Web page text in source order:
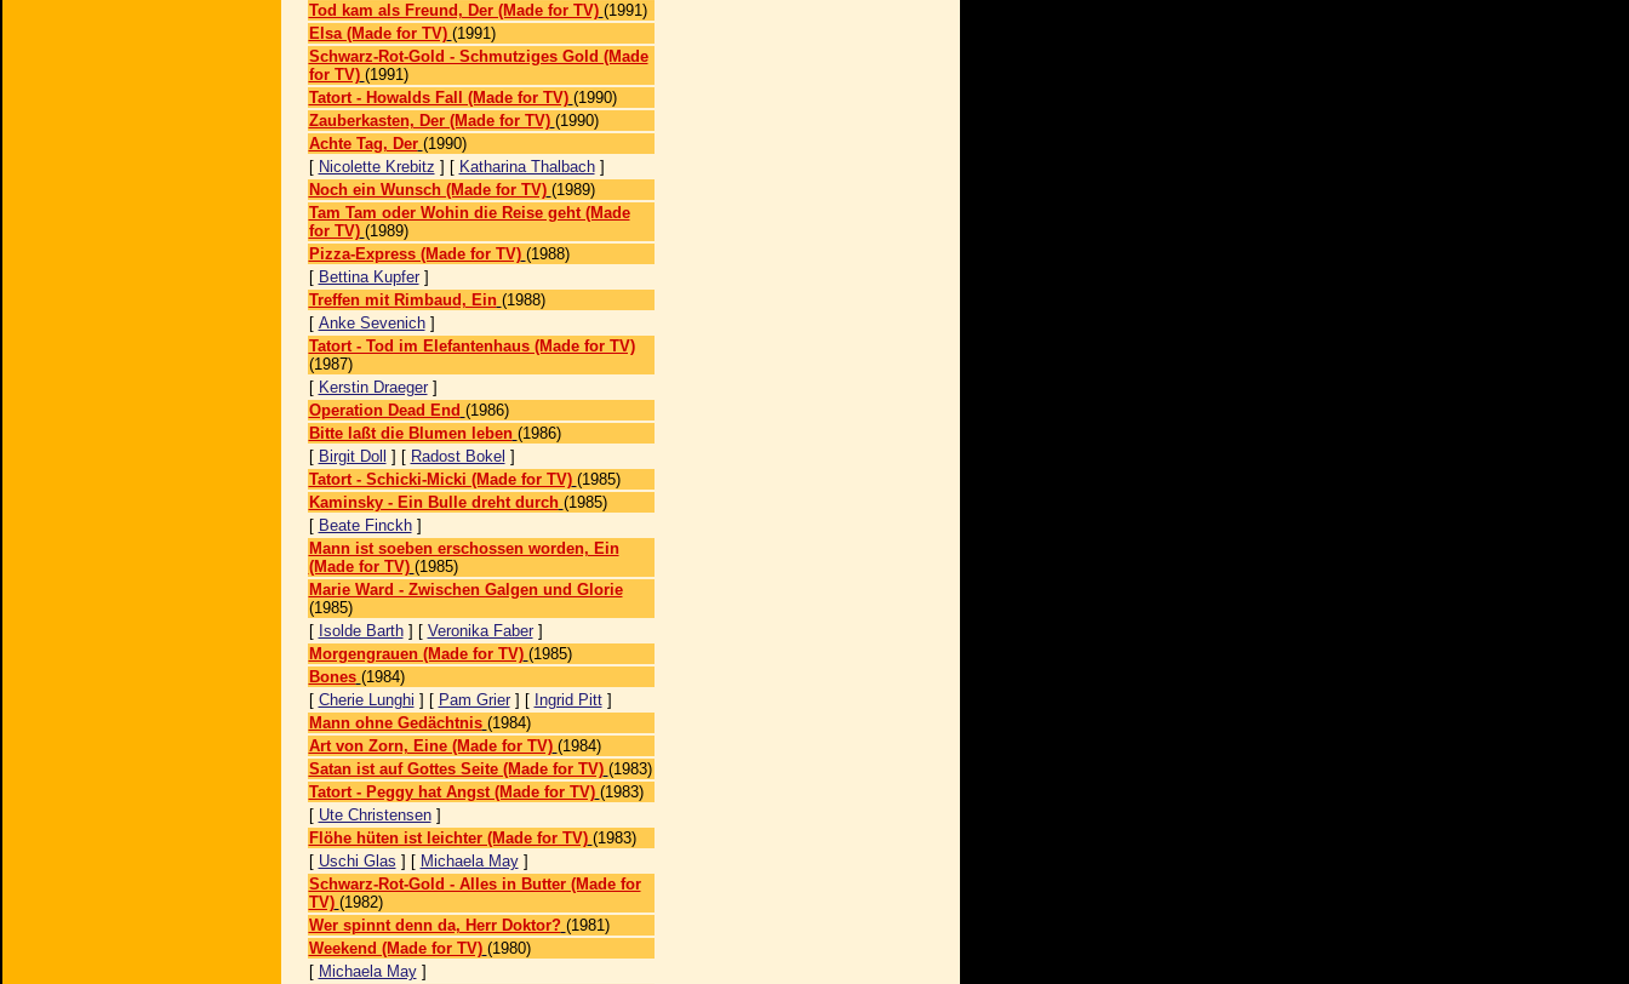
Tod kam als Freund, Der (Made for TV) (1991)
Elsa (Made for TV) (1991)
Schwarz-Rot-Gold - Schmutziges Gold (Made
for TV) (1991)
Tatort - Howalds Fall (Made for TV) (1990)
Zauberkasten, Der (Made for TV) (1990)
Achte Tag, Der (1990)
[ Nicolette Krebitz ] [ Katharina Thalbach]
Noch ein Wunsch (Made for TV) (1989)
Tam Tam oder Wohin die Reise geht (Made
for TV) (1989)
Pizza-Express (Made for TV) (1988)
[ Bettina Kupfer]
Treffen mit Rimbaud, Ein (1988)
[ Anke Sevenich]
Tatort - Tod im Elefantenhaus (Made for TV)
(1987)
[ Kerstin Draeger]
Operation Dead End (1986)
Bitte laßt die Blumen leben (1986)
[ Birgit Doll ] [ Radost Bokel ]
Tatort - Schicki-Micki (Made for TV) (1985)
Kaminsky - Ein Bulle dreht durch (1985)
[ Beate Finckh]
Mann ist soeben erschossen worden, Ein
(Made for TV) (1985)
Marie Ward - Zwischen Galgen und Glorie
(1985)
[ Isolde Barth] [ Veronika Faber]
Morgengrauen (Made for TV) (1985)
Bones (1984)
[ Cherie Lunghi ] [ Pam Grier] [ Ingrid Pitt]
Mann ohne Gedächtnis (1984)
Art von Zorn, Eine (Made for TV) (1984)
Satan ist auf Gottes Seite (Made for TV) (1983)
Tatort - Peggy hat Angst (Made for TV) (1983)
[ Ute Christensen]
Flöhe hüten ist leichter (Made for TV) (1983)
[ Uschi Glas ] [ Michaela May]
Schwarz-Rot-Gold - Alles in Butter (Made for
TV) (1982)
Wer spinnt denn da, Herr Doktor? (1981)
Weekend (Made for TV) (1980)
[ Michaela May]